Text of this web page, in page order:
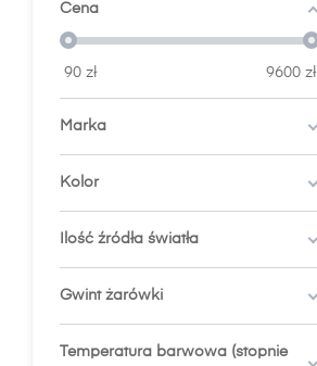
Cena
90 zł 9600zł
Marka
Kolor
Ilość źródła światła
Gwint żarówki
Temperatura barwowa (stopnie